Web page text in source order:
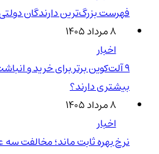
فهرست بزرگ‌ترین دارندگان دولتی
۸ مرداد ۱۴۰۵
اخبار
۹ آلت‌کوین برتر برای خرید و
بیشتری دارند؟
۸ مرداد ۱۴۰۵
اخبار
نرخ بهره ثابت ماند؛ مخالفت